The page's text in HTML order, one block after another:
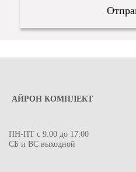
АЙРОН КОМПЛЕКТ
ПН-ПТ с 9:00 до 17:00
СБ и ВС выходной